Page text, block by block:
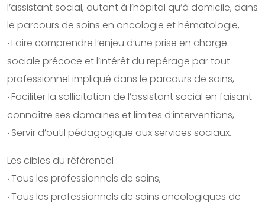
l’assistant social, autant à l’hôpital qu’à domicile, dans
le parcours de soins en oncologie et hématologie,
• Faire comprendre l’enjeu d’une prise en charge
sociale précoce et l’intérêt du repérage par tout
professionnel impliqué dans le parcours de soins,
• Faciliter la sollicitation de l’assistant social en faisant
connaître ses domaines et limites d’interventions,
• Servir d’outil pédagogique aux services sociaux.
Les cibles du référentiel :
• Tous les professionnels de soins,
• Tous les professionnels de soins oncologiques de